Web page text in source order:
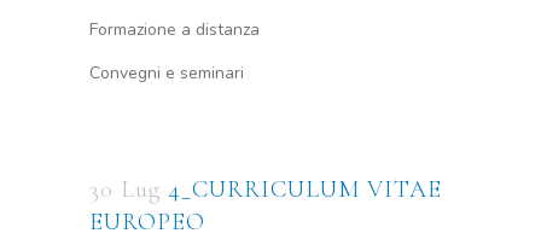
Formazione a distanza
Convegni e seminari
30 Lug 4_CURRICULUM VITAE
EUROPEO